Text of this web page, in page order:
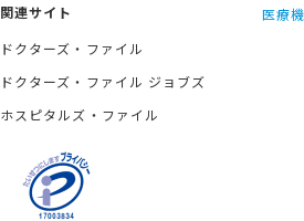
関連サイト
ドクターズ・ファイル
ドクターズ・ファイル ジョブズ
ホスピタルズ・ファイル
医療